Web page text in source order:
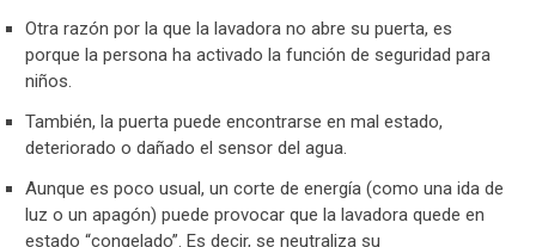
Otra razón por la que la lavadora no abre su puerta, es
porque la persona ha activado la función de seguridad para
niños.
También, la puerta puede encontrarse en mal estado,
deteriorado o dañado el sensor del agua.
Aunque es poco usual, un corte de energía (como una ida de
luz o un apagón) puede provocar que la lavadora quede en
estado “congelado”. Es decir, se neutraliza su